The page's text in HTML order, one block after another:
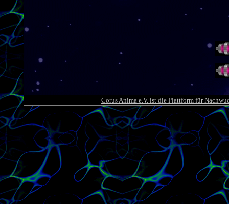
Corus Anima e.V. ist die Plattform für